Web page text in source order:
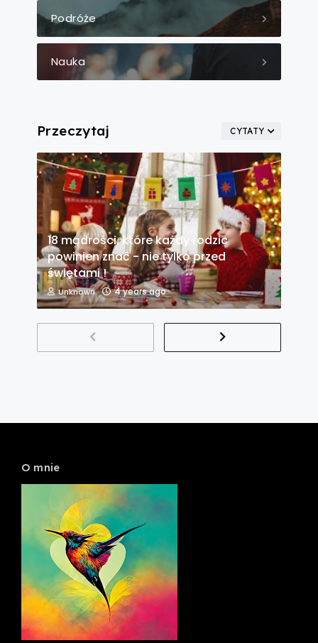
Podróże
Nauka
CYTATY
Przeczytaj
18 mądrości, które każdy rodzic
powinien znać - nie tylko przed
świętami !
Unknown 4 years ago
O mnie